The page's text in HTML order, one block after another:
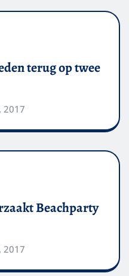
terug op twee
2017
Beachparty
2017